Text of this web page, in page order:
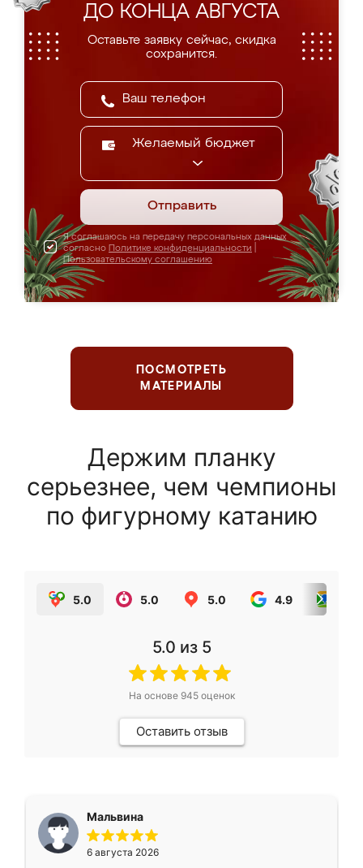
ДО КОНЦА АВГУСТА
Оставьте заявку сейчас, скидка
сохранится.
Желаемый бюджет
Отправить
Я соглашаюсь на передачу персональных данных
согласно Политике конфиденциальности
Пользовательскому соглашению
ПОСМОТРЕТЬ
МАТЕРИАЛЫ
Держим планку
серьезнее, чем чемпионы
по фигурному катанию
5.0 5.0 5.0 4.9
5.0 из 5
На основе 945оценок
Оставить отзыв
Мальвина
6 августа 2026